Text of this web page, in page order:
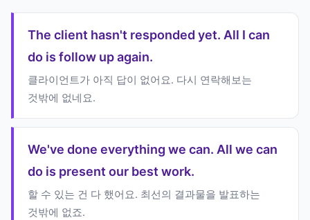
The client hasn't responded yet. All I can
do is follow up again.
클라이언트가 아직 답이 없어요. 다시 연락해보는
것밖에 없네요.
We've done everything we can. All we can
do is present our best work.
할 수 있는 건 다 했어요. 최선의 결과물을 발표하는
것밖에 없죠.